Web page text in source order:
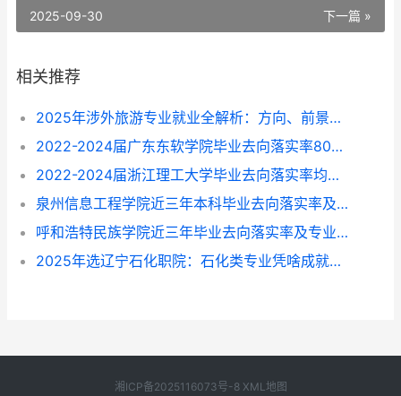
下一篇 »
2025-09-30
相关推荐
2025年涉外旅游专业就业全解析：方向、前景与选择指南
2022-2024届广东东软学院毕业去向落实率80%-87%，这些专业找工作更顺？
2022-2024届浙江理工大学毕业去向落实率均超96%，就业方向与专业选择指南
泉州信息工程学院近三年本科毕业去向落实率及专业就业前景解析（2022-2024）
呼和浩特民族学院近三年毕业去向落实率及专业就业情况解析（2022-2024）
2025年选辽宁石化职院：石化类专业凭啥成就业“香饽饽”？附专业挑拣指南
湘ICP备2025116073号-8 XML地图